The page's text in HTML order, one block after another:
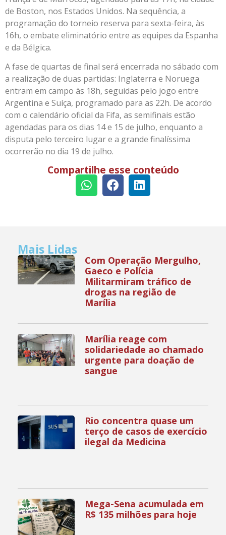
de Boston, nos Estados Unidos. Na sequência, a
programação do torneio reserva para sexta-feira, às
16h, o embate eliminatório entre as equipes da Espanha
e da Bélgica.
A fase de quartas de final será encerrada no sábado com
a realização de duas partidas: Inglaterra e Noruega
entram em campo às 18h, seguidas pelo jogo entre
Argentina e Suíça, programado para as 22h. De acordo
com o calendário oficial da Fifa, as semifinais estão
agendadas para os dias 14 e 15 de julho, enquanto a
disputa pelo terceiro lugar e a grande finalíssima
ocorrerão no dia 19 de julho.
Compartilhe esse conteúdo
Mais Lidas
Com Operação Mergulho,
Gaeco e Polícia
Militarmiram tráfico de
drogas na região de
Marília
Marília reage com
solidariedade ao chamado
urgente para doação de
sangue
Rio concentra quase um
terço de casos de exercício
ilegal da Medicina
Mega-Sena acumulada em
R$ 135 milhões para hoje